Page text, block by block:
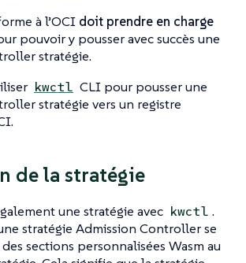
à l’OCI doit prendre en charge
pouvoir y pousser avec succès une
stratégie.
kwctl CLI pour pousser une
stratégie vers un registre
de la stratégie
une stratégie avec kwctl .
stratégie Admission Controller se
sections personnalisées Wasm au